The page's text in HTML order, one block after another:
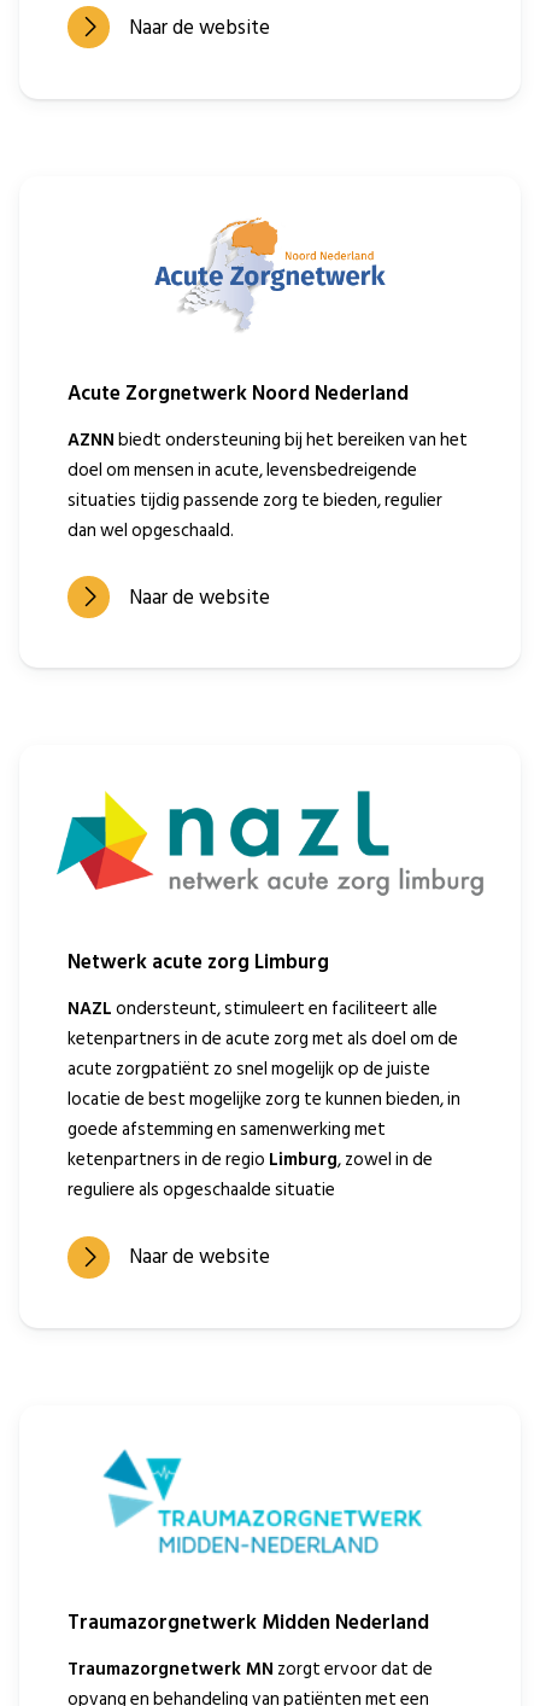
Naar de website
Acute Zorgnetwerk Noord Nederland
AZNNbiedt ondersteuning bij het bereiken van het
doel om mensen in acute, levensbedreigende
situaties tijdig passende zorg te bieden, regulier
dan wel opgeschaald.
Naar de website
Netwerk acute zorg Limburg
NAZLondersteunt, stimuleert en faciliteert alle
ketenpartners in de acute zorg met als doel om de
acute zorgpatiënt zo snel mogelijk op de juiste
locatie de best mogelijke zorg te kunnen bieden, in
goede afstemming en samenwerking met
ketenpartners in de regio Limburg, zowel in de
reguliere als opgeschaalde situatie
Naar de website
Traumazorgnetwerk Midden Nederland
Traumazorgnetwerk MN zorgt ervoor dat de
opvang en behandeling van patiënten met een